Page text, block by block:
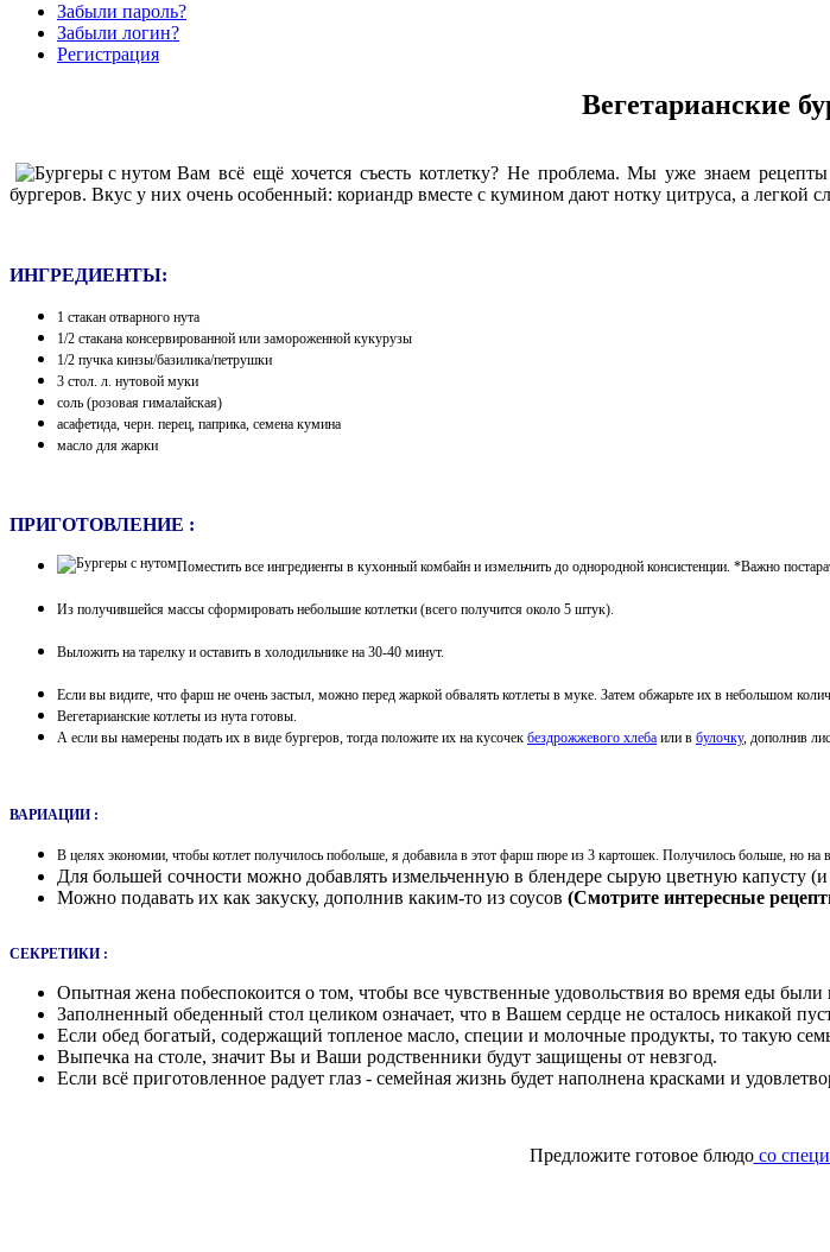
Забыли пароль?
Забыли логин?
Регистрация
Вегетарианские
Вам всё ещё хочется съесть котлетку? Не проблема. Мы уже знаем
бургеров. Вкус у них очень особенный: кориандр вместе с кумином дают нотку цитруса, а легкой
ИНГРЕДИЕНТЫ:
1 стакан отварного нута
1/2 стакана консервированной или замороженной кукурузы
1/2 пучка кинзы/базилика/петрушки
3 стол. л. нутовой муки
соль (розовая гималайская)
асафетида, черн. перец, паприка, семена кумина
масло для жарки
ПРИГОТОВЛЕНИЕ :
Поместить все ингредиенты в кухонный комбайн и измельчить до однородной консистенции. *Важно
Из получившейся массы сформировать небольшие котлетки (всего получится около 5 штук).
Выложить на тарелку и оставить в холодильнике на 30-40 минут.
Если вы видите, что фарш не очень застыл, можно перед жаркой обвалять котлеты в муке. Затем обжарьте их в небольшом
Вегетарианские котлеты из нута готовы.
А если вы намерены подать их в виде бургеров, тогда положите их на кусочек бездрожжевого хлеба или в булочку, дополнив
ВАРИАЦИИ :
В целях экономии, чтобы котлет получилось побольше, я добавила в этот фарш пюре из 3 картошек. Получилось больше, но на
Для большей сочности можно добавлять измельченную в блендере сырую цветную капусту (и
Можно подавать их как закуску, дополнив каким-то из соусов (Смотрите интересные
СЕКРЕТИКИ :
Опытная жена побеспокоится о том, чтобы все чувственные удовольствия во время еды
Заполненный обеденный стол целиком означает, что в Вашем сердце не осталось никакой
Если обед богатый, содержащий топленое масло, специи и молочные продукты, то такую
Выпечка на столе, значит Вы и Ваши родственники будут защищены от невзгод.
Если всё приготовленное радует глаз - семейная жизнь будет наполнена красками и
Предложите готовое блюдосо